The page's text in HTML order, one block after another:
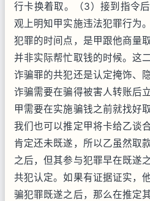
行卡换着取。（3）接到指令
观上明知甲实施违法犯罪行为
犯罪的时间点，是甲跟他商量
并非实际帮忙取钱的时候。这
诈骗罪的共犯还是认定掩饰、
诈骗需要在骗得被害人转账后
甲需要在实施骗钱之前就找好
我们也可以推定甲将卡给乙谈
肯定还未既遂，所以乙虽然取
之后，但其参与犯罪早在既遂
共犯认定。如果有证据证实，
骗犯罪既遂之后，那么在推定